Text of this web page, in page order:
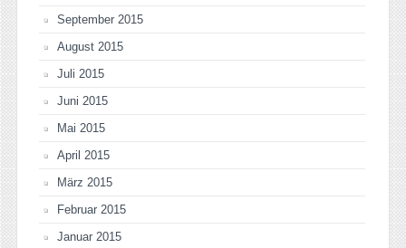
September 2015
August 2015
Juli 2015
Juni 2015
Mai 2015
April 2015
März 2015
Februar 2015
Januar 2015